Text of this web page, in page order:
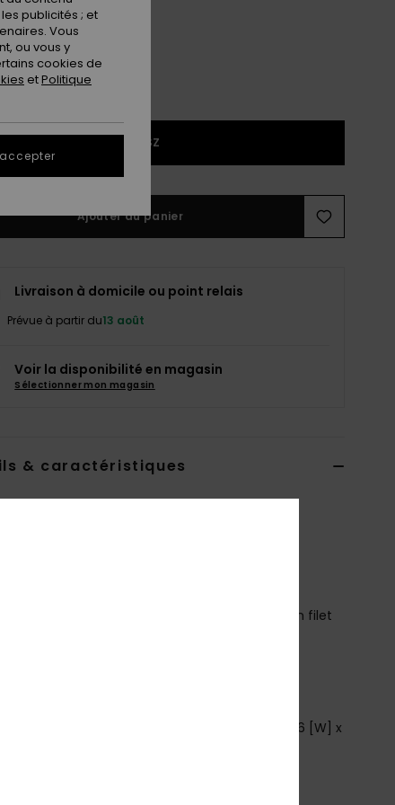
1SZ
Ajouter au panier
Livraison à domicile ou point relais
Prévue à partir du13 août
Voir la disponibilité en magasin
Sélectionner mon magasin
& caractéristiques
Toile de coton recyclé, partie centrale en filet
15.75" [H] x 14.17" [W] x 6.69" [D] / 40 [H] x 36 [W] x
publicités ; et
Vous
ou vous y
cookies de
etPolitique